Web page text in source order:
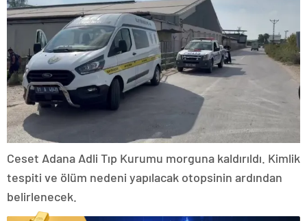
Ceset Adana Adli Tıp Kurumu morguna kaldırıldı. Kimlik
tespiti ve ölüm nedeni yapılacak otopsinin ardından
belirlenecek.